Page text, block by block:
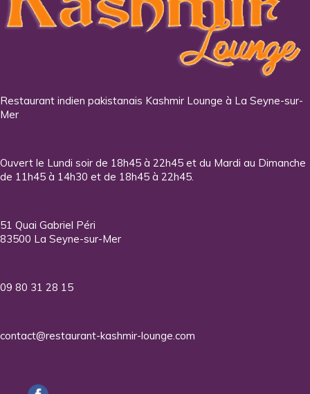
Restaurant indien pakistanais Kashmir Lounge à La Seyne-sur-
Mer
Ouvert le Lundi soir de 18h45 à 22h45 et du Mardi au Dimanche
de 11h45 à 14h30 et de 18h45 à 22h45.
51 Quai Gabriel Péri
83500 La Seyne-sur-Mer
09 80 31 28 15
contact@restaurant-kashmir-lounge.com